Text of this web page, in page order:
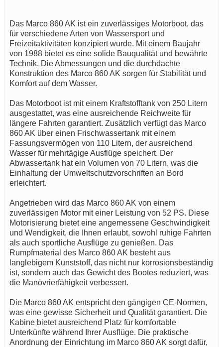
Das Marco 860 AK ist ein zuverlässiges Motorboot, das
für verschiedene Arten von Wassersport und
Freizeitaktivitäten konzipiert wurde. Mit einem Baujahr
von 1988 bietet es eine solide Bauqualität und bewährte
Technik. Die Abmessungen und die durchdachte
Konstruktion des Marco 860 AK sorgen für Stabilität und
Komfort auf dem Wasser.
Das Motorboot ist mit einem Kraftstofftank von 250 Litern
ausgestattet, was eine ausreichende Reichweite für
längere Fahrten garantiert. Zusätzlich verfügt das Marco
860 AK über einen Frischwassertank mit einem
Fassungsvermögen von 110 Litern, der ausreichend
Wasser für mehrtägige Ausflüge speichert. Der
Abwassertank hat ein Volumen von 70 Litern, was die
Einhaltung der Umweltschutzvorschriften an Bord
erleichtert.
Angetrieben wird das Marco 860 AK von einem
zuverlässigen Motor mit einer Leistung von 52 PS. Diese
Motorisierung bietet eine angemessene Geschwindigkeit
und Wendigkeit, die Ihnen erlaubt, sowohl ruhige Fahrten
als auch sportliche Ausflüge zu genießen. Das
Rumpfmaterial des Marco 860 AK besteht aus
langlebigem Kunststoff, das nicht nur korrosionsbeständig
ist, sondern auch das Gewicht des Bootes reduziert, was
die Manövrierfähigkeit verbessert.
Die Marco 860 AK entspricht den gängigen CE-Normen,
was eine gewisse Sicherheit und Qualität garantiert. Die
Kabine bietet ausreichend Platz für komfortable
Unterkünfte während Ihrer Ausflüge. Die praktische
Anordnung der Einrichtung im Marco 860 AK sorgt dafür,